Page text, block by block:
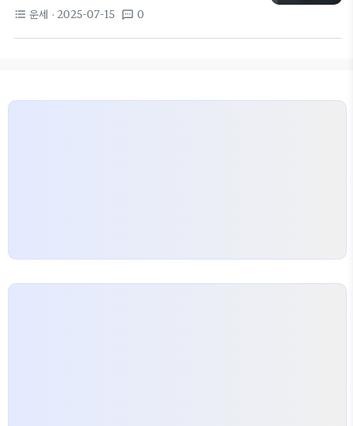
평 테크노밸리U1센터에 위치한 한 회사도 그런 어려
움을 겪고 있다는데, 간단한 포토샵 작업도 힘들다는
format_list_bulleted 운세 · 2025-07-15 textsms 0